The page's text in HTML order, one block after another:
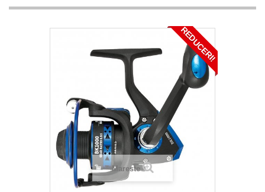
REDUCERI!
Mareste